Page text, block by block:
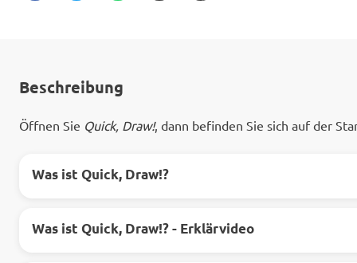
Beschreibung
Öffnen Sie Quick, Draw!, dann befinden Sie sich auf der
Was ist Quick, Draw!?
Was ist Quick, Draw!? - Erklärvideo